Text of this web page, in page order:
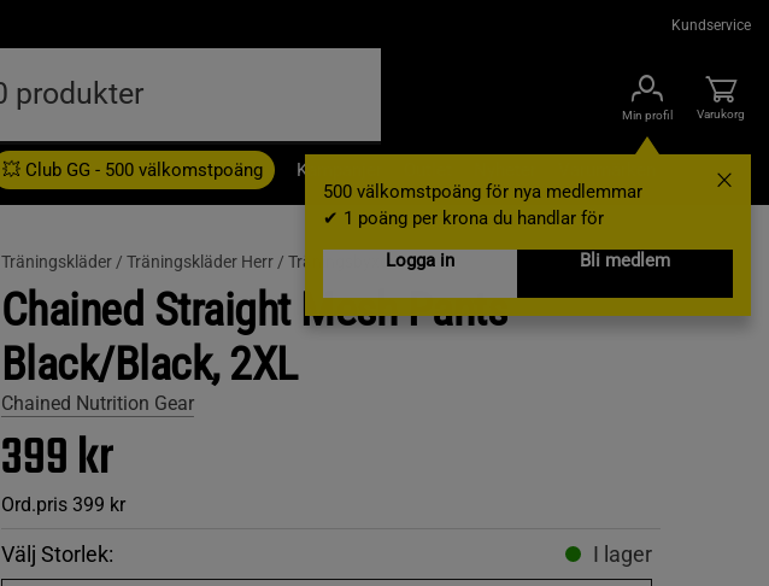
Kundservice
Min profil
500 välkomstpoäng för nya medlemmar
✔ 1 poäng per krona du handlar för
Logga in
Bli medlem
Varukorg
💥 Club GG - 500 välkomstpoäng Kampanjer
Träningskläder / Träningskläder Herr / Träningsbyxor
Chained Straight Mesh Pants
Black/Black, 2XL
Chained Nutrition Gear
399 kr
Ord.pris 399 kr
Välj Storlek: I lager